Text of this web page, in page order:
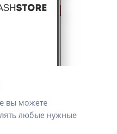
вы можете
любые нужные